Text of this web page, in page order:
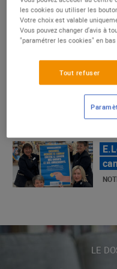
un
LE
«
LE
les cookies ou utiliser les
Votre choix est valable
Vous pouvez changer d'avis à
"paramétrer les cookies" en
Tout refuser